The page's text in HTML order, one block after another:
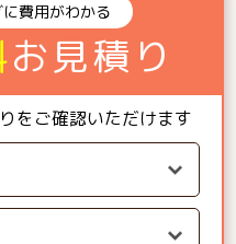
費用がわかる
お見積り
をご確認いただけます